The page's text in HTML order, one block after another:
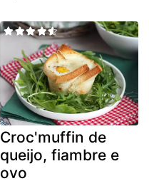
Croc'muffin de
queijo, fiambre e
ovo